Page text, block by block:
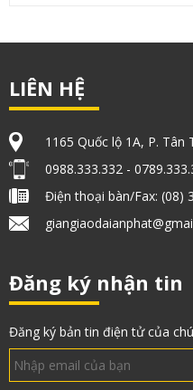
LIÊN HỆ
1165 Quốc lộ 1A, P. Tân
0988.333.332 -
Điện thoại bàn/Fax: (08)
Đăng ký nhận tin
Đăng ký bản tin điện tử của